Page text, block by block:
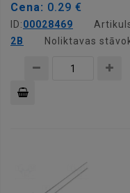
Cena: 0.29 €
ID:00028469
2B
Noliktavas